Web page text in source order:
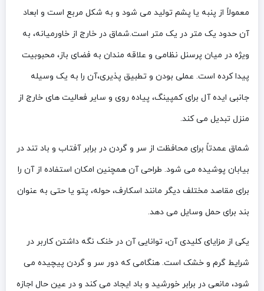
معمولاً از پنبه یا پشم تولید می شود و به شکل مربع است و ابعاد
آن حدود یک متر در یک متر است.شماق در خارج از خاورمیانه، به
ویژه در میان پرسنل نظامی و علاقه مندان به فضای باز، محبوبیت
پیدا کرده است. عملی بودن و تطبیق پذیری،آن را به یک وسیله
جانبی ایده آل برای کمپینگ، پیاده روی و سایر فعالیت های خارج از
منزل تبدیل می کند.
شماق عمدتاً برای محافظت از سر و گردن در برابر آفتاب و باد تند در
بیابان پوشیده می شود. طراحی آن همچنین امکان استفاده از آن را
برای مقاصد مختلف دیگر مانند اسکارف، حوله، پتو یا حتی به عنوان
بند برای حمل وسایل می دهد.
یکی از مزایای کلیدی آن، توانایی آن در خنک نگه داشتن کاربر در
شرایط گرم و خشک است. هنگامی که دور سر و گردن پیچیده می
شود، مانعی در برابر خورشید و باد ایجاد می کند و در عین حال اجازه